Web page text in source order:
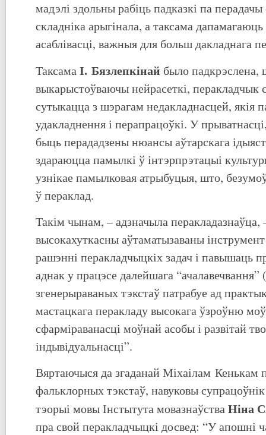
мадэлі здольны рабіць падказкі па
складніка арыгінала, а таксама
асаблівасці, важныя для больш дакладнага
ТаксамаІ. Бязлепкінай было падкрэслена,
выкарыстоўваючы нейрасеткі, перакладчык
сутыкацца з шэрагам недакладнасцей, якія
удакладнення і перапрацоўкі. У
быць перададзены нюансы аўтарскага
здараюцца памылкі ў інтэрпрэтацыі
узнікае памылковая атрыбуцыя, што,
ў пераклад.
Такім чынам, – адзначыла
высокахуткасны аўтаматызаваны
рашэнні перакладчыцкіх задач і павышаць
аднак у працэсе далейшага
згенерыраваных тэкстаў патрабуе ад
мастацкага перакладу высокага ўзроўню
сфарміраванасці моўнай асобы і развітай
індывідуальнасці”.
Вяртаючыся да згаданай Міхаілам Кенькам
фальклорных тэкстаў, навуковы супрацоўнік
тэорыі мовы Інстытута мовазнаўстваНіна
пра свой перакладчыцкі досвед: “У апошні